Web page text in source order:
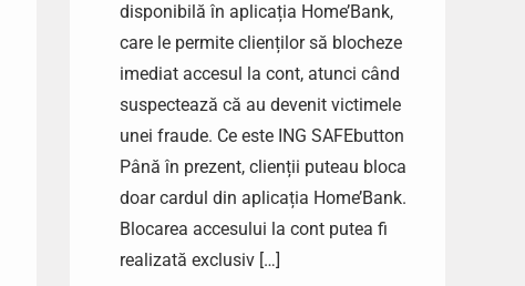
disponibilă în aplicația Home’Bank,
care le permite clienților să blocheze
imediat accesul la cont, atunci când
suspectează că au devenit victimele
unei fraude. Ce este ING SAFEbutton
Până în prezent, clienții puteau bloca
doar cardul din aplicația Home’Bank.
Blocarea accesului la cont putea fi
realizată exclusiv […]